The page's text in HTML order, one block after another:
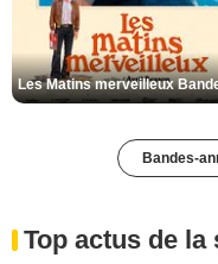
Bandes-
Top actus de la